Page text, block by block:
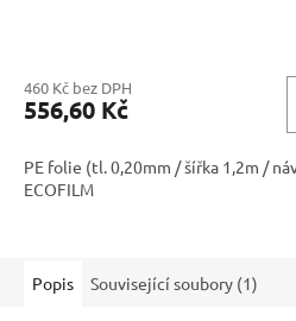
460 Kč bez DPH
556,60 Kč
PE folie (tl. 0,20mm / šířka 1,2m /
ECOFILM
Popis Související soubory (1)